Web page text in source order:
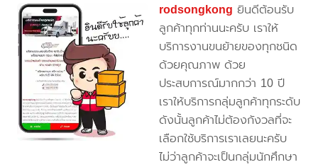
rodsongkong ยินดีต้อนรับ
ลูกค้าทุกท่านนะครับ เราให้
บริการงานขนย้ายของทุกชนิด
ด้วยคุณภาพ ด้วย
ประสบการณ์มากกว่า 10 ปี
เราให้บริการกลุ่มลูกค้าทุกระดับ
ดังนั้นลูกค้าไม่ต้องกังวลที่จะ
เลือกใช้บริการเราเลยนะครับ
ไม่ว่าลูกค้าจะเป็นกลุ่มนักศึกษา